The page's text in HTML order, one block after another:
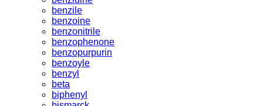
benzile
benzoine
benzonitrile
benzophenone
benzopurpurin
benzoyle
benzyl
beta
biphenyl